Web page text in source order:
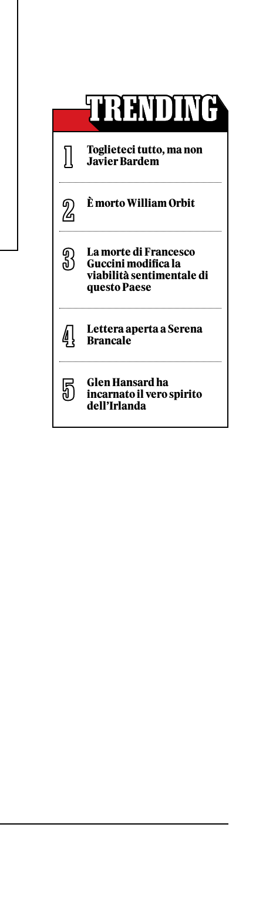
Toglieteci tutto, ma non
Javier Bardem
È morto William Orbit
La morte di Francesco
Guccini modifica la
viabilità sentimentale di
questo Paese
Lettera aperta a Serena
Brancale
Glen Hansard ha
incarnato il vero spirito
dell’Irlanda